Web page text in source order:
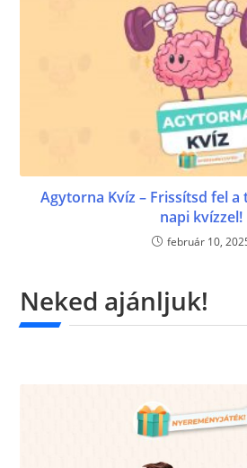
Agytorna Kvíz – Frissítsd fel a
napi kvízzel!
február 10,
Neked ajánljuk!